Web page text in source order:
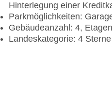
Hinterlegung einer
Parkmöglichkeiten:
Gebäudeanzahl: 4,
Landeskategorie: 4 Sterne